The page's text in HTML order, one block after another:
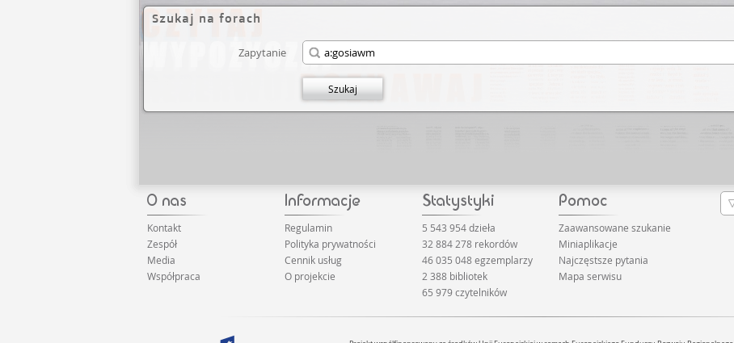
Szukaj na forach
Zapytanie
Szukaj
Kontakt
Zespół
Media
Współpraca
Regulamin
Polityka prywatności
Cennik usług
O projekcie
5 543 954 dzieła
32 884 278 rekordów
46 035 048 egzemplarzy
2 388 bibliotek
65 979 czytelników
Zaawansowane szukanie
Miniaplikacje
Najczęstsze pytania
Mapa serwisu